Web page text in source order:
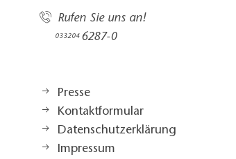
Rufen Sie uns an!
033204 6287-0
Presse
Kontaktformular
Datenschutzerklärung
Impressum